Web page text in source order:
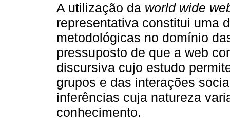
A utilização da world wide
representativa constitui uma
metodológicas no domínio
pressuposto de que a web
discursiva cujo estudo
grupos e das interações
inferências cuja natureza
conhecimento.